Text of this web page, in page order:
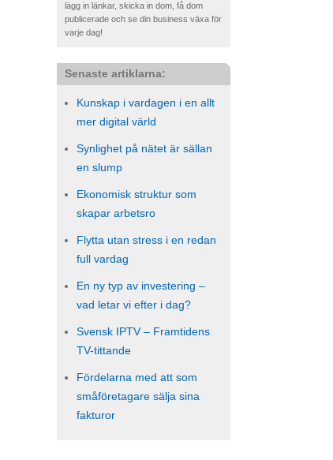
lägg in länkar, skicka in dom, få dom
publicerade och se din business växa för
varje dag!
Senaste artiklarna:
Kunskap i vardagen i en allt
mer digital värld
Synlighet på nätet är sällan
en slump
Ekonomisk struktur som
skapar arbetsro
Flytta utan stress i en redan
full vardag
En ny typ av investering –
vad letar vi efter i dag?
Svensk IPTV – Framtidens
TV-tittande
Fördelarna med att som
småföretagare sälja sina
fakturor